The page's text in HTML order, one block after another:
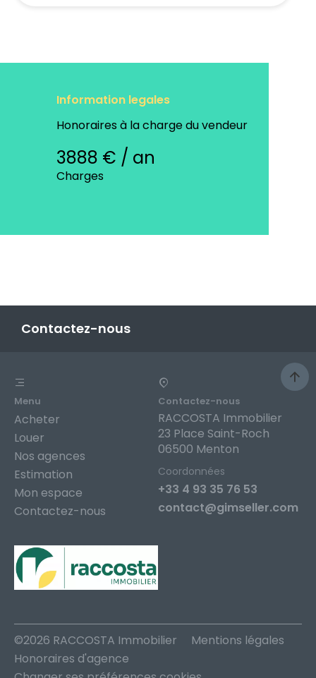
Information legales
Honoraires à la charge du vendeur
3888 € / an
Charges
Contactez-nous
Menu
Acheter
Louer
Nos agences
Estimation
Mon espace
Contactez-nous
Contactez-nous
RACCOSTA Immobilier
23 Place Saint-Roch
06500 Menton
Coordonnées
+33 4 93 35 76 53
contact@gimseller.com
©2026 RACCOSTA Immobilier
Mentions légales
Honoraires d'agence